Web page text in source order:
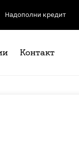
Надополни кредит
Контакт